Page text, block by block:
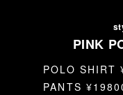
PINK
POLO SHIRT
PANTS